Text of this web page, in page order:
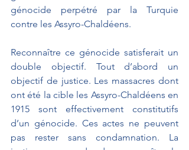
génocide perpétré par la Turquie
contre les Assyro-Chaldéens.
Reconnaître ce génocide satisferait un
double objectif. Tout d’abord un
objectif de justice. Les massacres dont
ont été la cible les Assyro-Chaldéens en
1915 sont effectivement constitutifs
d’un génocide. Ces actes ne peuvent
pas rester sans condamnation. La